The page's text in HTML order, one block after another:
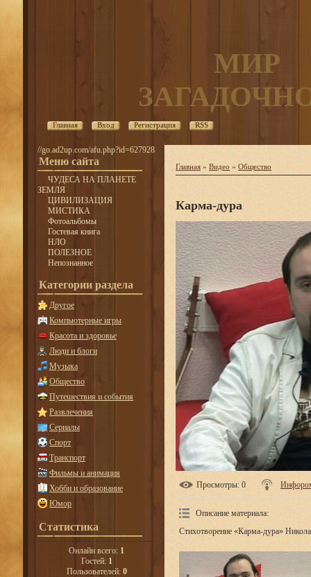
МИР
Главная Вход Регистрация RSS
//go.ad2up.com/afu.php?id=627928
Меню сайта
ЧУДЕСА НА ПЛАНЕТЕ
ЗЕМЛЯ
ЦИВИЛИЗАЦИЯ
МИСТИКА
Фотоальбомы
Гостевая книга
НЛО
ПОЛЕЗНОЕ
Непознанное
Категории раздела
Другое
Компьютерные игры
Красота и здоровье
Люди и блоги
Музыка
Общество
Путешествия и события
Развлечения
Сериалы
Спорт
Транспорт
Фильмы и анимация
Хобби и образование
Юмор
Статистика
Онлайн всего: 1
Гостей: 1
Пользователей: 0
Главная » Видео » Общество
Карма-дура
Просмотры: 0
Описание материала:
Стихотворение «Карма-дура»